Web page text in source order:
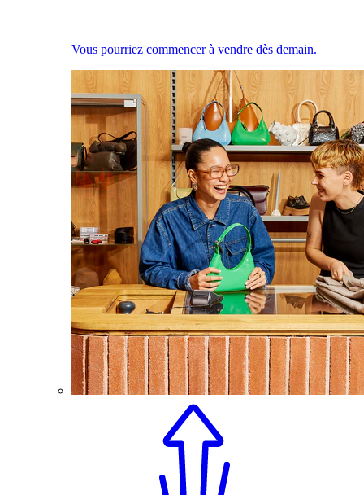
Vous pourriez commencer à vendre dès demain.